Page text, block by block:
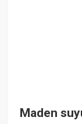
Maden